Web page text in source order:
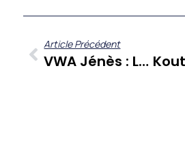
Article Précédent
VWA Jénès : L’épisode Inaugural Sur La Pression Sociale Avec Le Conseil Des Jeunes Citoyens De La Martinique